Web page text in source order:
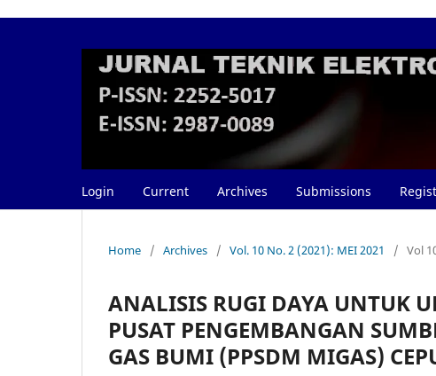
Login Current Archives Submissions
Home / Archives / Vol. 10 No. 2 (2021): MEI 2021 / Vol
ANALISIS RUGI DAYA UNTUK
PUSAT PENGEMBANGAN
GAS BUMI (PPSDM MIGAS)